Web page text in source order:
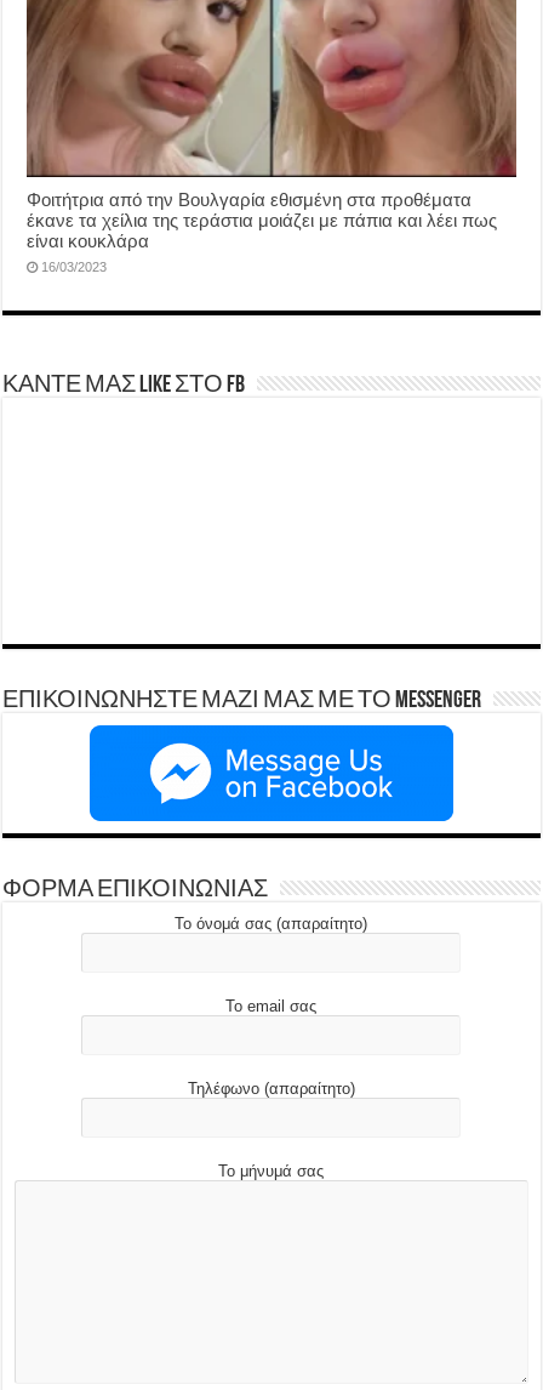
Φοιτήτρια από την Βουλγαρία εθισμένη στα προθέματα
έκανε τα χείλια της τεράστια μοιάζει με πάπια και λέει πως
είναι κουκλάρα
16/03/2023
ΚΑΝΤΕ ΜΑΣ LIKE ΣΤΟ FB
ΕΠΙΚΟΙΝΩΝΗΣΤΕ ΜΑΖΙ ΜΑΣ ΜΕ ΤΟ Messenger
ΦΟΡΜΑ ΕΠΙΚΟΙΝΩΝΙΑΣ
Το όνομά σας (απαραίτητο)
Το email σας
Τηλέφωνο (απαραίτητο)
Το μήνυμά σας